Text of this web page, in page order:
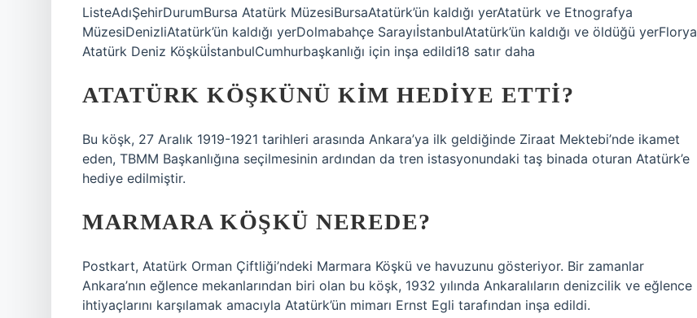
ListeAdıŞehirDurumBursa Atatürk MüzesiBursaAtatürk’ün kaldığı yerAtatürk ve Etnografya
MüzesiDenizliAtatürk’ün kaldığı yerDolmabahçe SarayıİstanbulAtatürk’ün kaldığı ve öldüğü yerFlorya
Atatürk Deniz KöşküİstanbulCumhurbaşkanlığı için inşa edildi18 satır daha
ATATÜRK KÖŞKÜNÜ KIM HEDIYE ETTI?
Bu köşk, 27 Aralık 1919-1921 tarihleri ​​arasında Ankara’ya ilk geldiğinde Ziraat Mektebi’nde ikamet
eden, TBMM Başkanlığına seçilmesinin ardından da tren istasyonundaki taş binada oturan Atatürk’e
hediye edilmiştir.
MARMARA KÖŞKÜ NEREDE?
Postkart, Atatürk Orman Çiftliği’ndeki Marmara Köşkü ve havuzunu gösteriyor. Bir zamanlar
Ankara’nın eğlence mekanlarından biri olan bu köşk, 1932 yılında Ankaralıların denizcilik ve eğlence
ihtiyaçlarını karşılamak amacıyla Atatürk’ün mimarı Ernst Egli tarafından inşa edildi.